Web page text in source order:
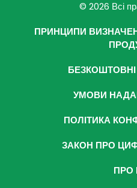
© 2026 Всі
ПРИНЦИПИ
УМОВИ
ПОЛІТИКА
ЗАКОН ПРО
ПРО